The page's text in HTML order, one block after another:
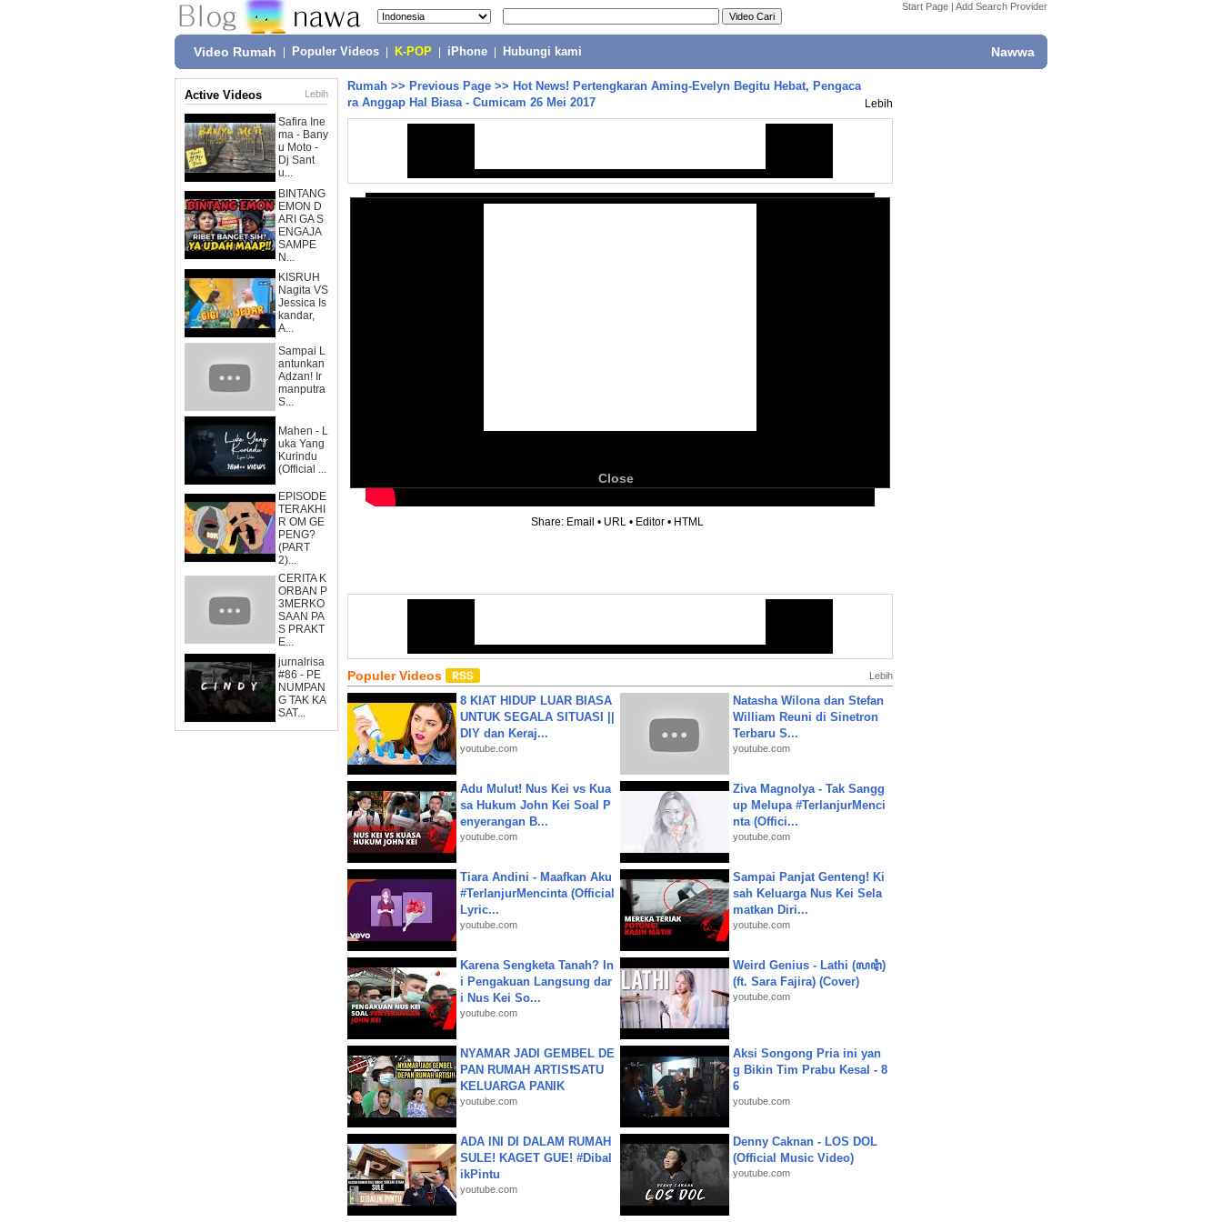
Start Page | Add Search Provider
Video Rumah Populer Videos K-POP iPhone Hubungi kami Nawwa
Active Videos Lebih
Safira Ine
ma - Bany
u Moto -
Dj Sant
u...
BINTANG
EMON D
ARI GA S
ENGAJA
SAMPE
N...
KISRUH
Nagita VS
Jessica Is
kandar,
A...
Sampai L
antunkan
Adzan! Ir
manputra
S...
Mahen - L
uka Yang
Kurindu
(Official ...
EPISODE
TERAKHI
R OM GE
PENG?
(PART
2)...
CERITA K
ORBAN P
3MERKO
SAAN PA
S PRAKT
E...
jurnalrisa
#86 - PE
NUMPAN
G TAK KA
SAT...
Rumah >> Previous Page >> Hot News! Pertengkaran Aming-Evelyn Begitu Hebat, Pengaca
ra Anggap Hal Biasa - Cumicam 26 Mei 2017
Lebih
Close
Share: Email • URL • Editor • HTML
Populer Videos Lebih
8 KIAT HIDUP LUAR BIASA
UNTUK SEGALA SITUASI ||
DIY dan Keraj...
youtube.com
Natasha Wilona dan Stefan
William Reuni di Sinetron
Terbaru S...
youtube.com
Adu Mulut! Nus Kei vs Kua
sa Hukum John Kei Soal P
enyerangan B...
youtube.com
Ziva Magnolya - Tak Sangg
up Melupa #TerlanjurMenci
nta (Offici...
youtube.com
Tiara Andini - Maafkan Aku
#TerlanjurMencinta (Official
Lyric...
youtube.com
Sampai Panjat Genteng! Ki
sah Keluarga Nus Kei Sela
matkan Diri...
youtube.com
Karena Sengketa Tanah? In
i Pengakuan Langsung dar
i Nus Kei So...
youtube.com
Weird Genius - Lathi (ꦭꦛꦶ)
(ft. Sara Fajira) (Cover)
youtube.com
NYAMAR JADI GEMBEL DE
PAN RUMAH ARTIS❗SATU
KELUARGA PANIK
youtube.com
Aksi Songong Pria ini yan
g Bikin Tim Prabu Kesal - 8
6
youtube.com
ADA INI DI DALAM RUMAH
SULE! KAGET GUE! #Dibal
ikPintu
youtube.com
Denny Caknan - LOS DOL
(Official Music Video)
youtube.com